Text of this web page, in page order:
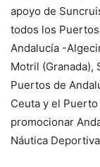
apoyo de
todos los
Andalucía -
Motril (Granada),
Puertos de
Ceuta y el
promocionar
Náutica